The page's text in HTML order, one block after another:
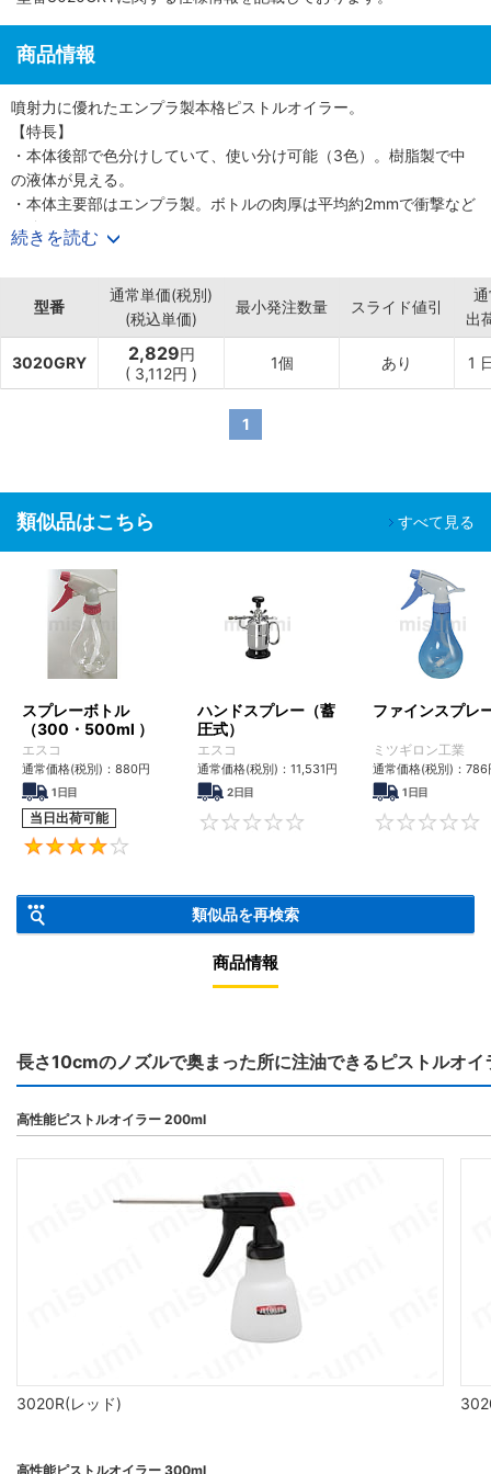
商品情報
噴射力に優れたエンプラ製本格ピストルオイラー。
【特長】
・本体後部で色分けしていて、使い分け可能（3色）。樹脂製で中
の液体が見える。
・本体主要部はエンプラ製。ボトルの肉厚は平均約2mmで衝撃など
に強い。
・長さ10cmのノズルで奥まった所に注油。
・液を入れやすい広めの口（直径30mm）。
・サビに強いステンレス製ノズルパイプ。
・4本の指がしっかりハンドルに掛かり、手にフィットする本体後
部のスペースで、楽に操作可能。
【用途】
続きを読む
型番
通常単価(税別)
(税込単価)
最小発注数量 スライド値引
出
3020GRY 2,829円
( 3,112円 )
1個 あり 1
1
類似品はこちら すべて見る
スプレーボトル
（300・500ml ）
エスコ
通常価格(税別)： 880円
1日目
当日出荷可能
ハンドスプレー（蓄
圧式）
エスコ
通常価格(税別)： 11,531円
2日目
0
ファインスプレ
ミツギロン工業
通常価格(税別)： 786
1日目
類似品を再検索
商品情報
長さ10cmのノズルで奥まった所に注油できるピストルオイ
高性能ピストルオイラー 200ml
3020R(レッド)
高性能ピストルオイラー 300ml